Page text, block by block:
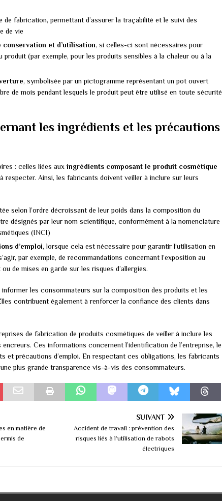
de fabrication, permettant d’assurer la traçabilité et le suivi des
de vie
et d’utilisation, si celles-ci sont nécessaires pour
(par exemple, pour les produits sensibles à la chaleur ou à la
, symbolisée par un pictogramme représentant un pot ouvert
de mois pendant lesquels le produit peut être utilisé en toute sécurité
les ingrédients et les précautions
: celles liées aux ingrédients composant le produit cosmétique
respecter. Ainsi, les fabricants doivent veiller à inclure sur leurs
selon l’ordre décroissant de leur poids dans la composition du
désignés par leur nom scientifique, conformément à la nomenclature
(INCI)
d’emploi, lorsque cela est nécessaire pour garantir l’utilisation en
par exemple, de recommandations concernant l’exposition au
de mises en garde sur les risques d’allergies.
les consommateurs sur la composition des produits et les
contribuent également à renforcer la confiance des clients dans
de fabrication de produits cosmétiques de veiller à inclure les
Ces informations concernent l’identification de l’entreprise, le
et précautions d’emploi. En respectant ces obligations, les fabricants
plus grande transparence vis-à-vis des consommateurs.
en matière de
de
SUIVANT
Accident de travail : prévention des
risques liés à l’utilisation de rabots
électriques